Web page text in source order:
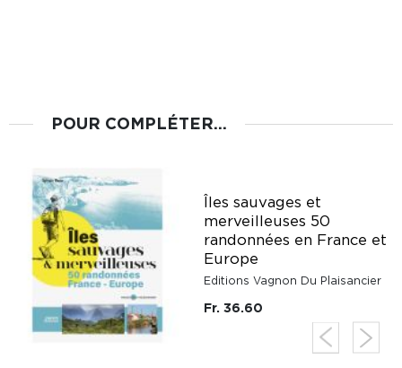
POUR COMPLÉTER...
Îles sauvages et
merveilleuses 50
randonnées en France et
Europe
Editions Vagnon Du Plaisancier
Fr. 36.60